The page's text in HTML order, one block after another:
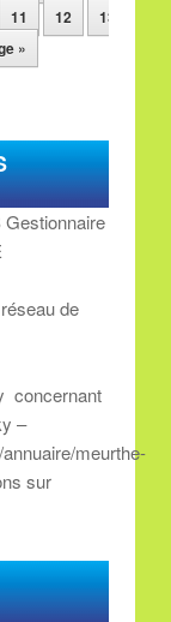
11 12 13
»
de
concernant
–
meurthe-
sur